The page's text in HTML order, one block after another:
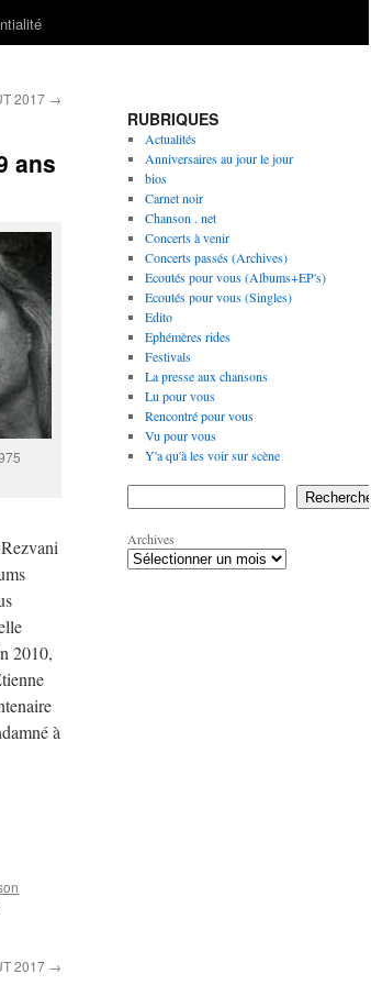
2017 →
ans
2010,
à
2017 →
RUBRIQUES
Actualités
Anniversaires au jour le jour
bios
Carnet noir
Chanson . net
Concerts à venir
Concerts passés (Archives)
Ecoutés pour vous (Albums+EP's)
Ecoutés pour vous (Singles)
Edito
Ephémères rides
Festivals
La presse aux chansons
Lu pour vous
Rencontré pour vous
Vu pour vous
Y'a qu'à les voir sur scène
Rechercher
Archives